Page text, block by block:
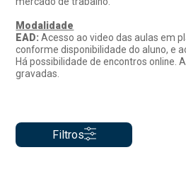
Modalidade
EAD:Acesso ao video das aulas em
conforme disponibilidade do aluno, e
Há possibilidade de encontros online.
gravadas.
Filtros